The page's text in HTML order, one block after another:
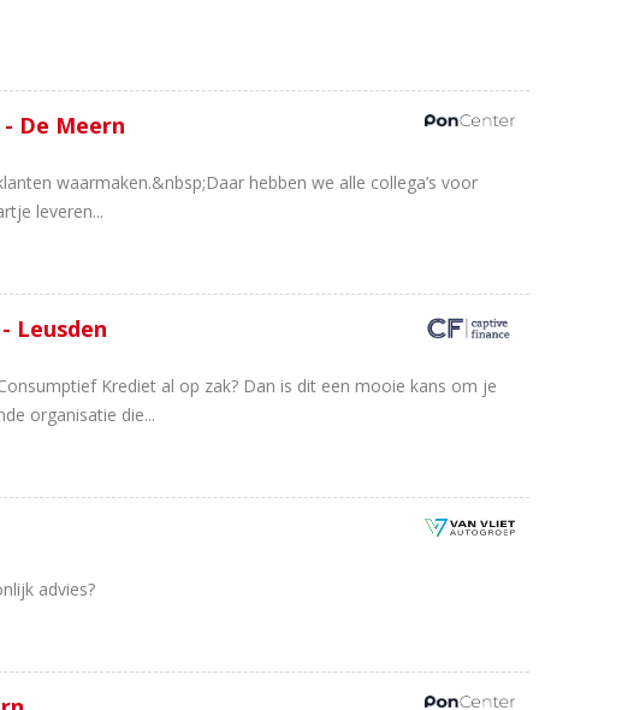
De Meern
waarmaken.&nbsp;Daar hebben we alle collega’s voor
leveren...
Leusden
Krediet al op zak? Dan is dit een mooie kans om je
organisatie die...
advies?